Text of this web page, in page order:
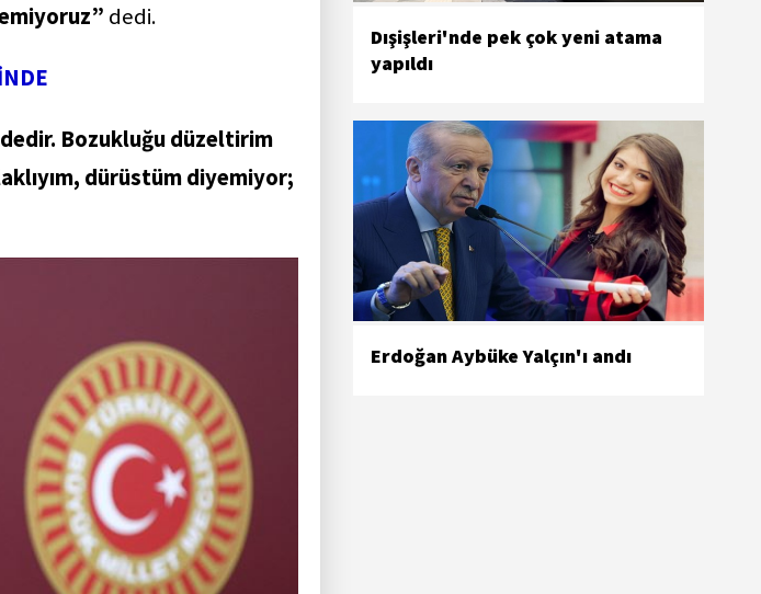
dedi.
Bozukluğu düzeltirim
dürüstüm diyemiyor;
Dışişleri'nde pek çok yeni atama
yapıldı
Erdoğan Aybüke Yalçın'ı andı